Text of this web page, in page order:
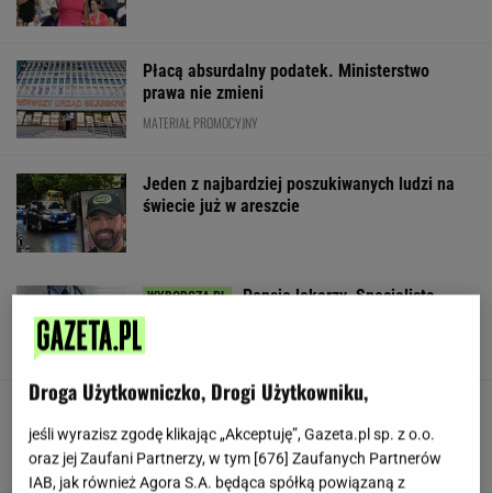
Płacą absurdalny podatek. Ministerstwo
prawa nie zmieni
MATERIAŁ PROMOCYJNY
Jeden z najbardziej poszukiwanych ludzi na
świecie już w areszcie
Pensje lekarzy. Specjalista
hematolog dostał podwyżkę, ale zarabia mniej
Zmysłowa choreografia Lesar i
Zillmann. Zaprezentowały ją podczas ślubu
Droga Użytkowniczko, Drogi Użytkowniku,
jeśli wyrazisz zgodę klikając „Akceptuję”, Gazeta.pl sp. z o.o.
oraz jej Zaufani Partnerzy, w tym [676] Zaufanych Partnerów
IAB, jak również Agora S.A. będąca spółką powiązaną z